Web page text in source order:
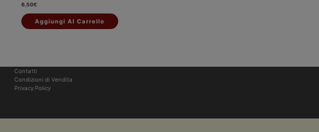
6,50€
Aggiungi Al Carrello
Contatti
Condizioni di Vendita
Privacy Policy